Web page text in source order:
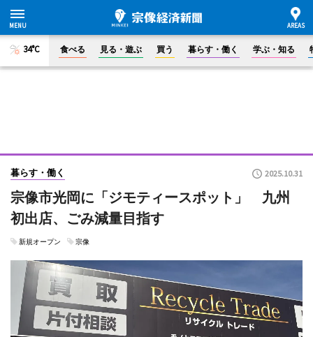
34°C 食べる 見る・遊ぶ 買う 暮らす・働く 学ぶ・知る
暮らす・働く 2025.10.31
宗像市光岡に「ジモティースポット」 九州
初出店、ごみ減量目指す
新規オープン 宗像